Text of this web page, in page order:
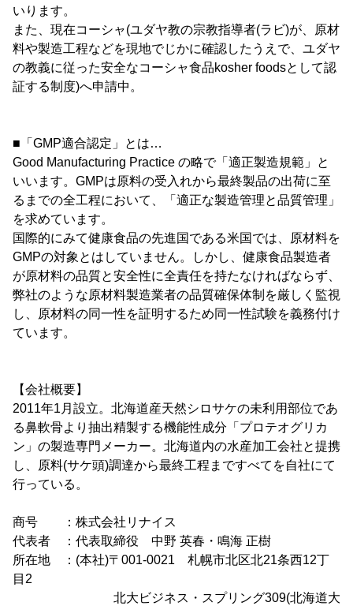
いります。
また、現在コーシャ(ユダヤ教の宗教指導者(ラビ)が、原材
料や製造工程などを現地でじかに確認したうえで、ユダヤ
の教義に従った安全なコーシャ食品kosher foodsとして認
証する制度)へ申請中。
■「GMP適合認定」とは…
Good Manufacturing Practice の略で「適正製造規範」と
いいます。GMPは原料の受入れから最終製品の出荷に至
るまでの全工程において、「適正な製造管理と品質管理」
を求めています。
国際的にみて健康食品の先進国である米国では、原材料を
GMPの対象とはしていません。しかし、健康食品製造者
が原材料の品質と安全性に全責任を持たなければならず、
弊社のような原材料製造業者の品質確保体制を厳しく監視
し、原材料の同一性を証明するため同一性試験を義務付け
ています。
【会社概要】
2011年1月設立。北海道産天然シロサケの未利用部位であ
る鼻軟骨より抽出精製する機能性成分「プロテオグリカ
ン」の製造専門メーカー。北海道内の水産加工会社と提携
し、原料(サケ頭)調達から最終工程まですべてを自社にて
行っている。
商号 ：株式会社リナイス
代表者 ：代表取締役 中野 英春・鳴海 正樹
所在地 ：(本社)〒001-0021 札幌市北区北21条西12丁
目2
北大ビジネス・スプリング309(北海道大